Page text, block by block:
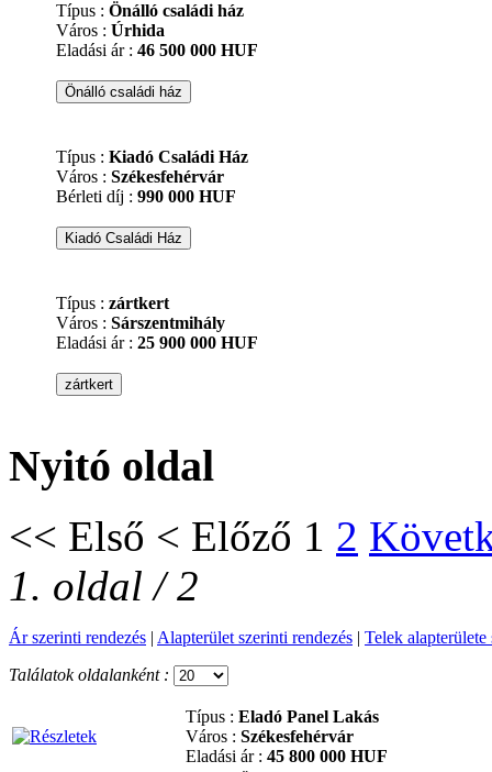
Típus : Önálló családi ház
Város : Úrhida
Eladási ár : 46 500 000 HUF
Típus : Kiadó Családi Ház
Város : Székesfehérvár
Bérleti díj : 990 000 HUF
Típus : zártkert
Város : Sárszentmihály
Eladási ár : 25 900 000 HUF
Nyitó oldal
<< Első < Előző 1 2
1. oldal / 2
Ár szerinti rendezés Alapterület szerinti rendezés
Telek alapterülete
Találatok oldalanként :
Típus : Eladó Panel Lakás
Város : Székesfehérvár
Eladási ár : 45 800 000 HUF